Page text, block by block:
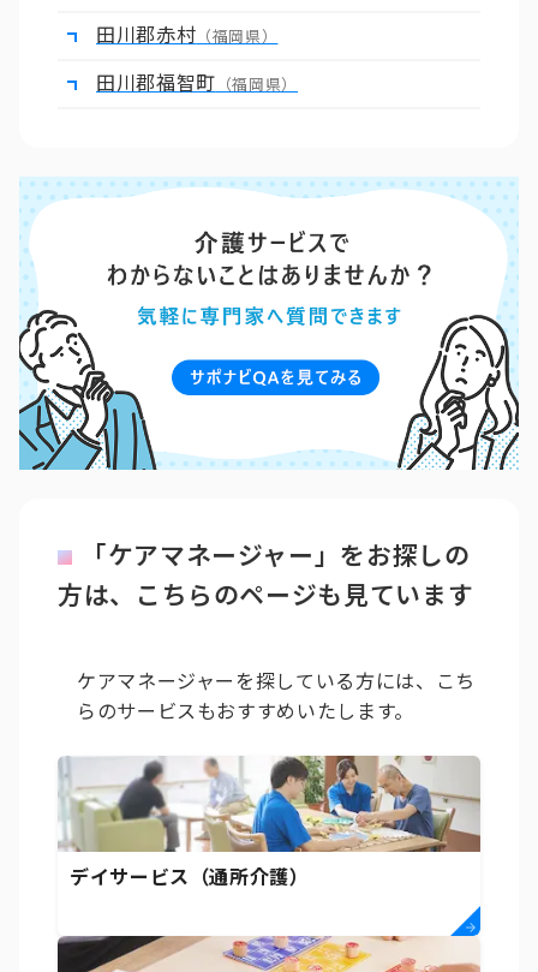
田川郡赤村 （福岡県）
田川郡福智町 （福岡県）
「ケアマネージャー」をお探しの
方は、こちらのページも見ています
ケアマネージャーを探している方には、こち
らのサービスもおすすめいたします。
デイサービス（通所介護）